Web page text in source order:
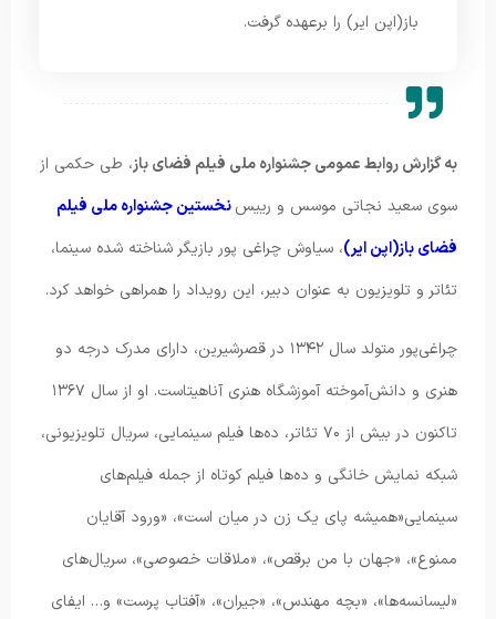
باز(اپن ایر) را برعهده گرفت.
به گزارش روابط عمومی جشنواره ملی فیلم فضای باز، طی حکمی از
سوی سعید نجاتی موسس و رییسنخستین جشنواره ملی فیلم
فضای باز(اپن ایر)، سیاوش چراغی پور بازیگر شناخته شده سینما،
تئاتر و تلویزیون به عنوان دبیر، این رویداد را همراهی خواهد کرد.
چراغی‌پور متولد سال ۱۳۴۲ در قصرشیرین، دارای مدرک درجه دو
هنری و دانش‌آموخته آموزشگاه هنری آناهیتاست. او از سال ۱۳۶۷
تاکنون در بیش از ۷۰ تئاتر، ده‌ها فیلم سینمایی، سریال تلویزیونی،
شبکه نمایش خانگی و ده‌ها فیلم کوتاه از جمله فیلم‌های
سینمایی«همیشه پای یک زن در میان است»، «ورود آقایان
ممنوع»، «جهان با من برقص»، «ملاقات خصوصی»، سریال‌های
«لیسانسه‌ها»، «بچه مهندس»، «جیران»، «آفتاب پرست» و… ایفای